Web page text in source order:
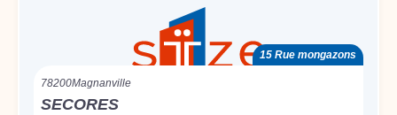
15 Rue mongazons
78200Magnanville
SECORES